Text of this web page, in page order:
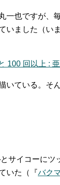
一也ですが、
いました（い
100 回以上 :
いている。そ
サイコーにツ
いた（『バク